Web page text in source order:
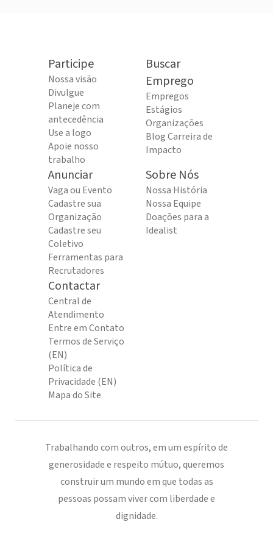
Participe
Nossa visão
Divulgue
Planeje com
antecedência
Use a logo
Apoie nosso
trabalho
Buscar
Emprego
Empregos
Estágios
Organizações
Blog Carreira de
Impacto
Anunciar
Vaga ou Evento
Cadastre sua
Organização
Cadastre seu
Coletivo
Ferramentas para
Recrutadores
Sobre Nós
Nossa História
Nossa Equipe
Doações para a
Idealist
Contactar
Central de
Atendimento
Entre em Contato
Termos de Serviço
(EN)
Política de
Privacidade (EN)
Mapa do Site
Trabalhando com outros, em um espírito de
generosidade e respeito mútuo, queremos
construir um mundo em que todas as
pessoas possam viver com liberdade e
dignidade.